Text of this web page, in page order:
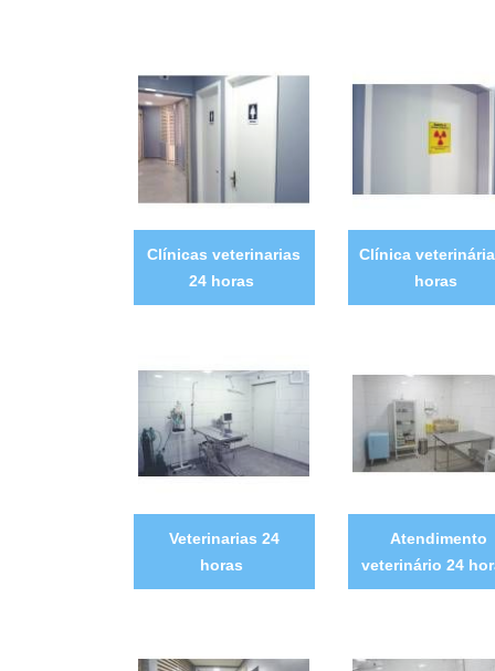
Clínicas veterinarias
24 horas
Clínica
horas
Veterinarias 24
horas
Atendimento
veterinário 24